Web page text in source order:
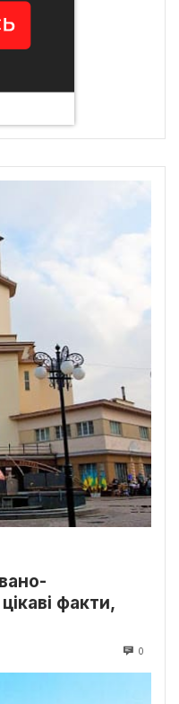
факти,
0